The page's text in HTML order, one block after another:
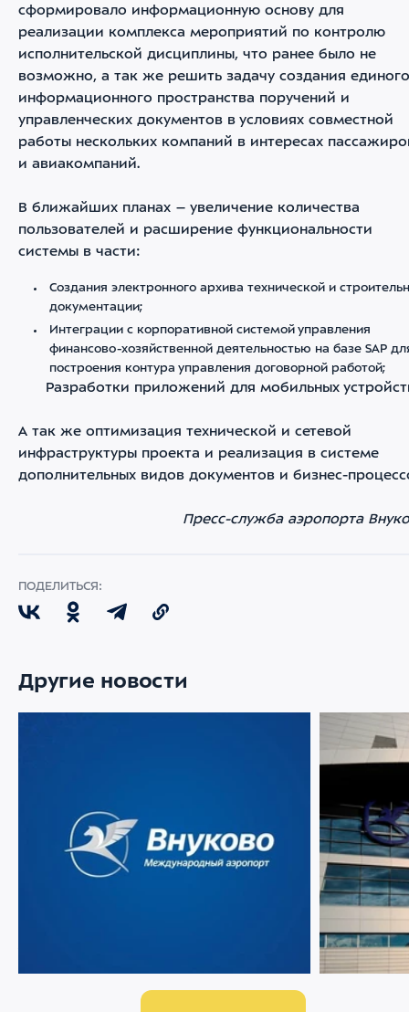
сформировало информационную основу для
реализации комплекса мероприятий по контролю
исполнительской дисциплины, что ранее было не
возможно, а так же решить задачу создания единого
информационного пространства поручений и
управленческих документов в условиях совместной
работы нескольких компаний в интересах
и авиакомпаний.
В ближайших планах – увеличение количества
пользователей и расширение функциональности
системы в части:
Создания электронного архива технической и
документации;
Интеграции с корпоративной системой управления
финансово-хозяйственной деятельностью на базе SAP
построения контура управления договорной работой;
Разработки приложений для мобильных
А так же оптимизация технической и сетевой
инфраструктуры проекта и реализация в системе
дополнительных видов документов и бизнес-
Пресс-служба аэропорта
ПОДЕЛИТЬСЯ:
Другие новости